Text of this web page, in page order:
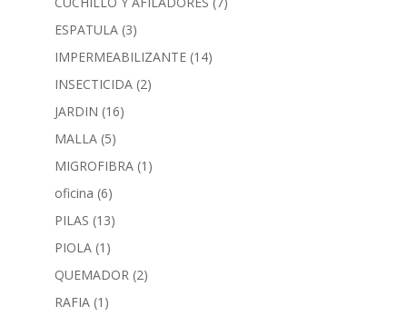
ESPATULA (3)
IMPERMEABILIZANTE (14)
INSECTICIDA (2)
JARDIN (16)
MALLA (5)
MIGROFIBRA (1)
oficina (6)
PILAS (13)
PIOLA (1)
QUEMADOR (2)
RAFIA (1)